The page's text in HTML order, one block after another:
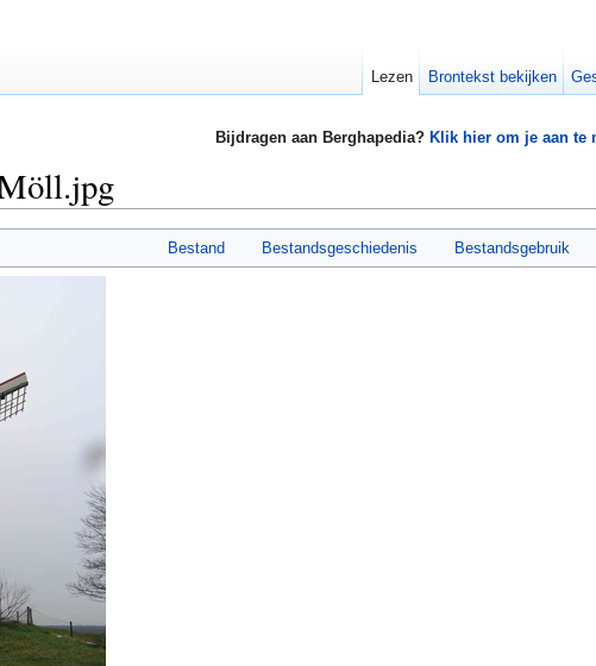
Bijdragen aan Berghapedia? Klik hier om je aan te
Bestand Bestandsgeschiedenis Bestandsgebruik
Lezen Brontekst bekijken